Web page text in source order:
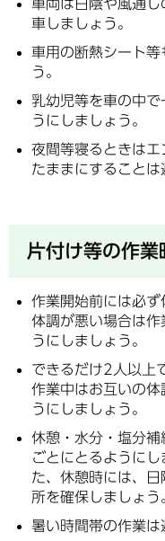
車両は日陰や風通し
車しましょう。
車用の断熱シート等
う。
乳幼児等を車の中で
うにしましょう。
夜間等寝るときはエ
たままにすることは
片付け等の作業
作業開始前には必ず
体調が悪い場合は作
うにしましょう。
できるだけ2人以上
作業中はお互いの体
うにしましょう。
休憩・水分・塩分補
ごとにとるようにし
た、休憩時には、
所を確保しましょう
暑い時間帯の作業は